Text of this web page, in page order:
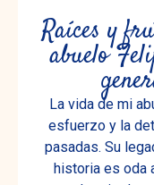
Raíces y
abuelo
La vida de mi
esfuerzo y la
pasadas. Su
historia es oda